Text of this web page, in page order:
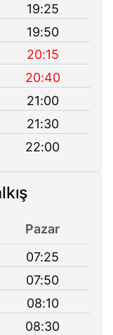
19:25
19:50
20:15
20:40
21:00
21:30
22:00
Pazar
07:25
07:50
08:10
08:30